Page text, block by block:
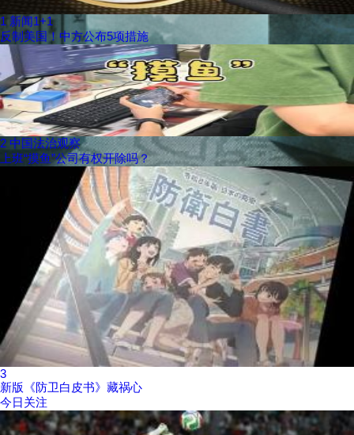
1 新闻1+1
反制美国！中方公布5项措施
2 中国法治观察
上班“摸鱼”公司有权开除吗？
3
新版《防卫白皮书》藏祸心
今日关注